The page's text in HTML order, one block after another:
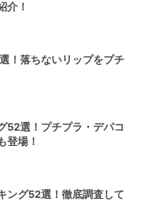
介！
！落ちないリップをプチ
52選！プチプラ・デパコ
登場！
ング52選！徹底調査して